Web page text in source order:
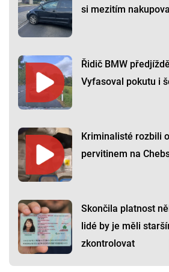
si mezitím
Řidič BMW
Vyfasoval pokutu i
Kriminalisté rozbili
pervitinem na
Skončila platnost
lidé by je měli
zkontrolovat